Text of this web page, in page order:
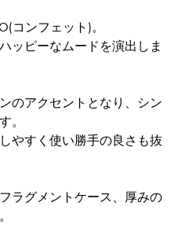
コンフェット)。
ッピーなムードを演出しま
のアクセントとなり、シン
。
やすく使い勝手の良さも抜
ラグメントケース、厚みの